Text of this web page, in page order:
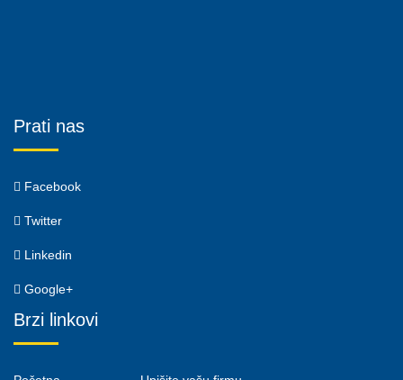
Prati nas
Facebook
Twitter
Linkedin
Google+
Brzi linkovi